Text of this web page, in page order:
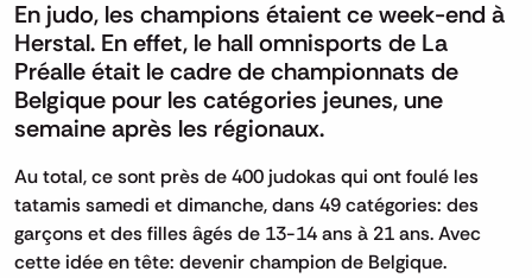
En judo, les champions étaient ce week-end à
Herstal. En effet, le hall omnisports de La
Préalle était le cadre de championnats de
Belgique pour les catégories jeunes, une
semaine après les régionaux.
Au total, ce sont près de 400 judokas qui ont foulé les
tatamis samedi et dimanche, dans 49 catégories: des
garçons et des filles âgés de 13-14 ans à 21 ans. Avec
cette idée en tête: devenir champion de Belgique.